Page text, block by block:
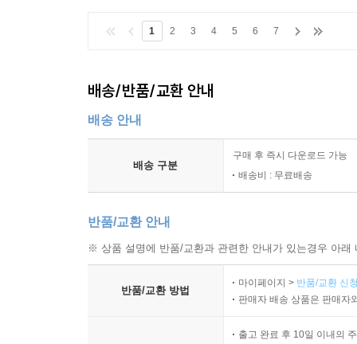
1 2 3 4 5 6 7
배송/반품/교환 안내
배송 안내
배송 구분
구매 후 즉시 다운로드 가능
배송비 : 무료배송
반품/교환 안내
※ 상품 설명에 반품/교환과 관련한 안내가 있는경우 아
반품/교환 방법
마이페이지 > 반품/교환 신
판매자 배송 상품은 판매자
출고 완료 후 10일 이내의